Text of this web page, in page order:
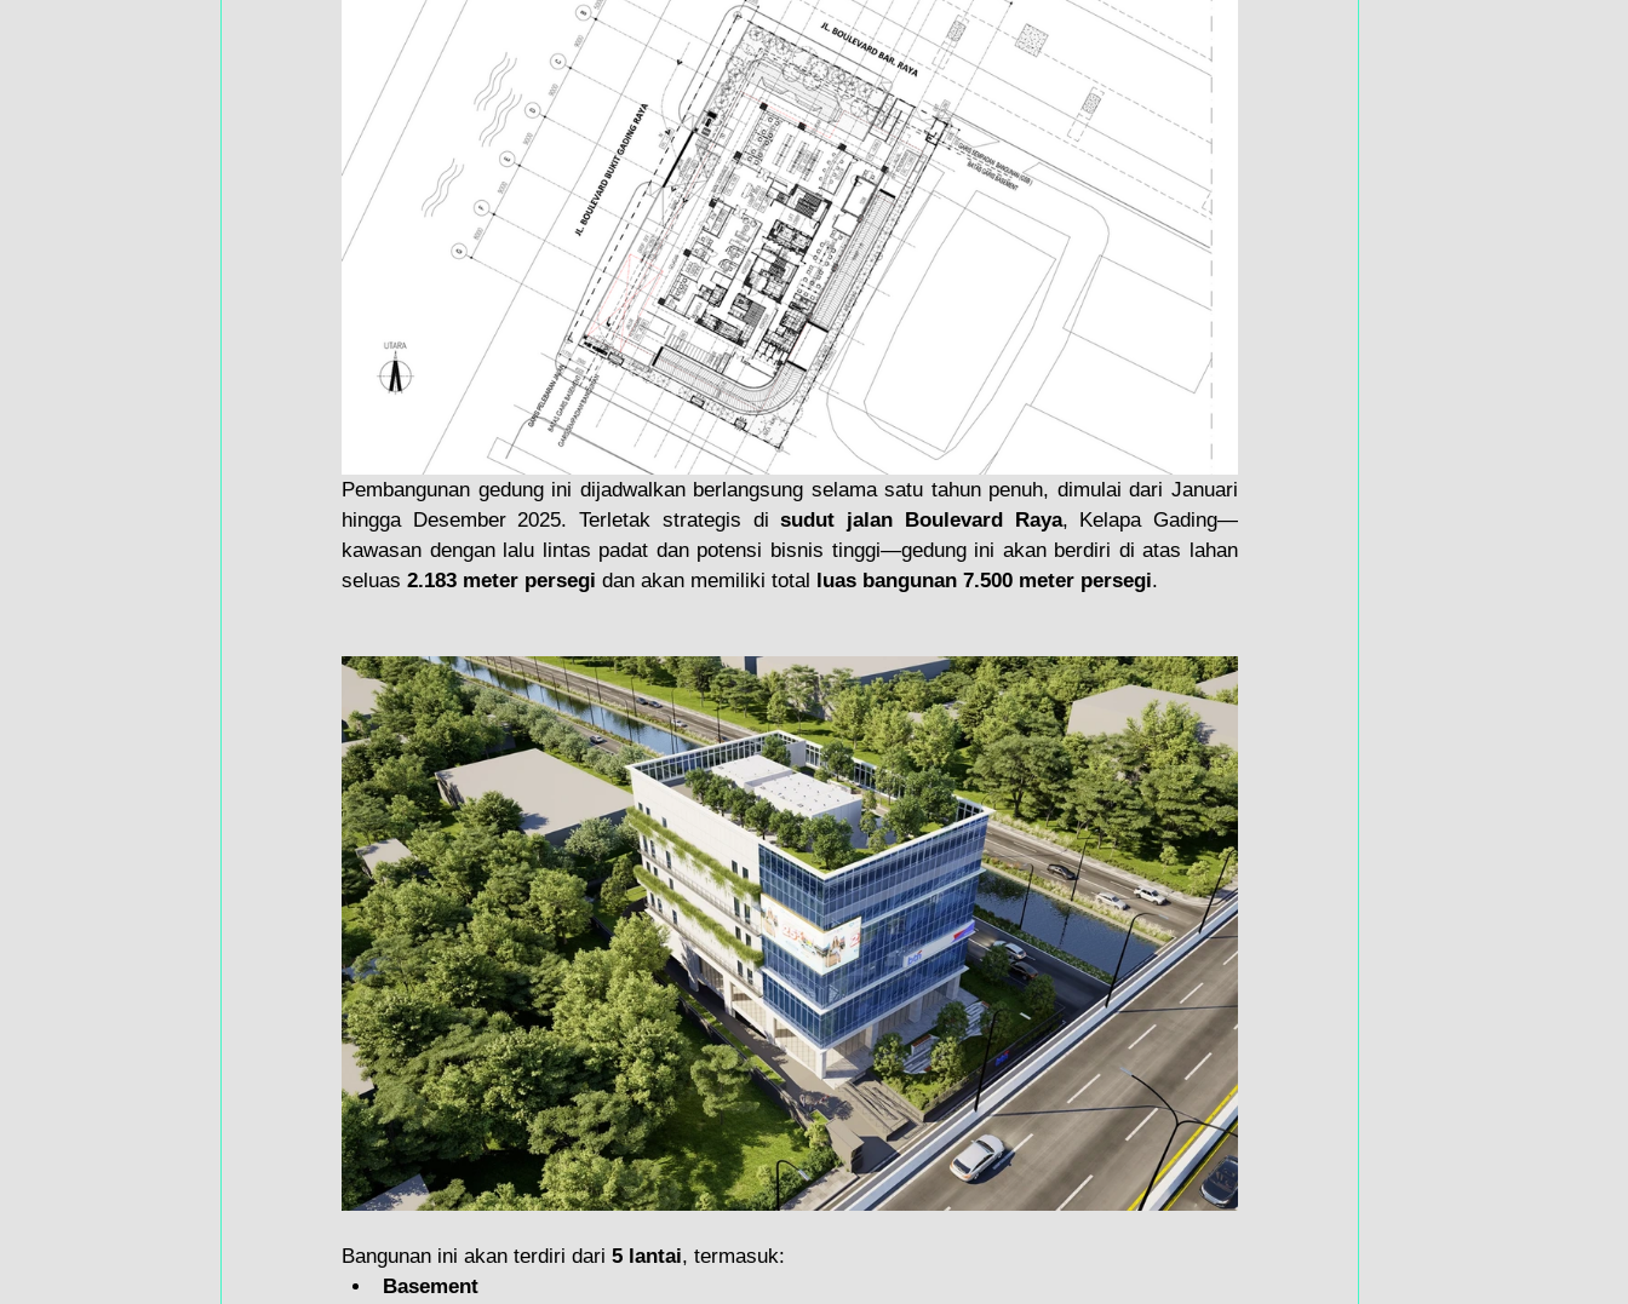
Pembangunan gedung ini dijadwalkan berlangsung selama satu tahun penuh, dimulai dari Januari
hingga Desember 2025. Terletak strategis di sudut jalan Boulevard Raya, Kelapa Gading—
kawasan dengan lalu lintas padat dan potensi bisnis tinggi—gedung ini akan berdiri di atas lahan
seluas 2.183 meter persegi dan akan memiliki total luas bangunan 7.500 meter persegi.
Bangunan ini akan terdiri dari 5 lantai, termasuk:
Basement